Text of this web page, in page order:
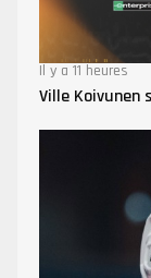
Il y a 11 heures
Ville Koivunen